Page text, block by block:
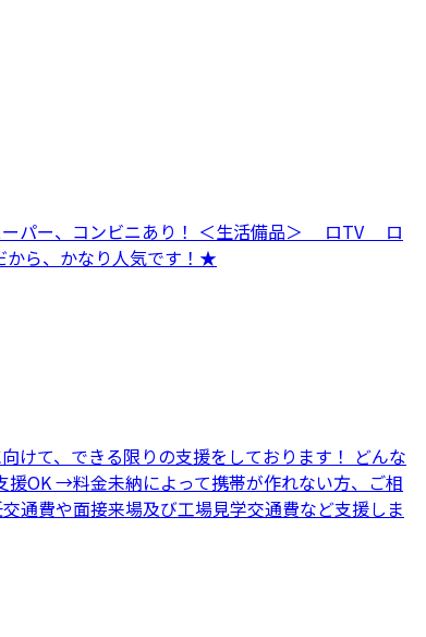
ー、コンビニあり！ ＜生活備品＞ ロTV ロ
ら、かなり人気です！★
けて、できる限りの支援をしております！ どんな
OK →料金未納によって携帯が作れない方、ご相
費や面接来場及び工場見学交通費など支援しま